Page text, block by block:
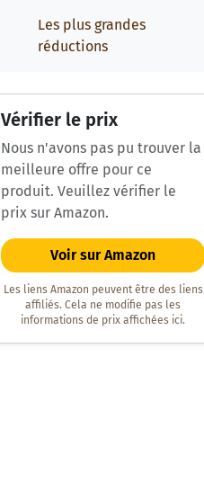
Les plus grandes
réductions
Vérifier le prix
Nous n'avons pas pu trouver la
meilleure offre pour ce
produit. Veuillez vérifier le
prix sur Amazon.
Voir sur Amazon
Les liens Amazon peuvent être des liens
affiliés. Cela ne modifie pas les
informations de prix affichées ici.